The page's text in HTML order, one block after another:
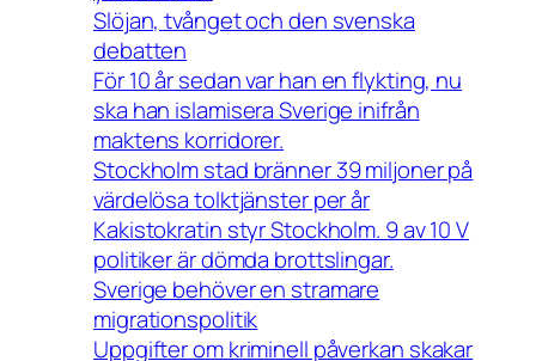
Slöjan, tvånget och den svenska
debatten
För 10 år sedan var han en flykting, nu
ska han islamisera Sverige inifrån
maktens korridorer.
Stockholm stad bränner 39 miljoner på
värdelösa tolktjänster per år
Kakistokratin styr Stockholm. 9 av 10 V
politiker är dömda brottslingar.
Sverige behöver en stramare
migrationspolitik
Uppgifter om kriminell påverkan skakar